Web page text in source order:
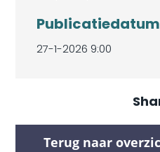
Publicatiedatum
27-1-2026 9:00
Terug naar